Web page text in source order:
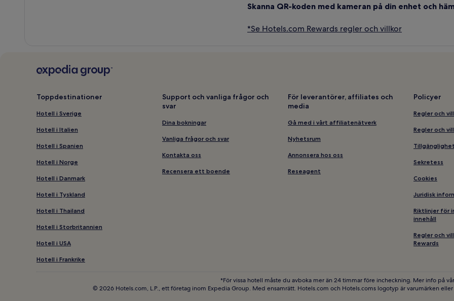
Skanna QR-koden med kameran på din enhet och
*Se Hotels.com Rewards regler och villkor
Toppdestinationer
Hotell i Sverige
Hotell i Italien
Hotell i Spanien
Hotell i Norge
Hotell i Danmark
Hotell i Tyskland
Hotell i Thailand
Hotell i Storbritannien
Hotell i USA
Hotell i Frankrike
Support och vanliga frågor och
svar
Dina bokningar
Vanliga frågor och svar
Kontakta oss
Recensera ett boende
För leverantörer, affiliates och
media
Gå med i vårt affiliatenätverk
Nyhetsrum
Annonsera hos oss
Reseagent
Policyer
Regler och
Regler och
Sekretess
Cookies
Juridisk
Riktlinjer för
innehåll
Regler och
Rewards
*För vissa hotell måste du avboka mer än 24 timmar före incheckning. Mer info på
© 2026 Hotels.com, L.P., ett företag inom Expedia Group. Med ensamrätt. Hotels.com och Hotels.coms logotyp är varumärken